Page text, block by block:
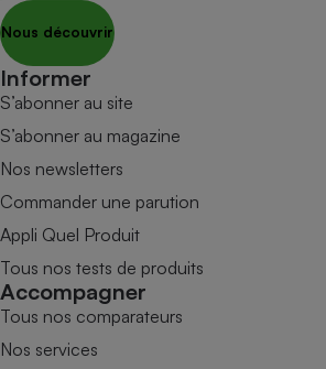
Nous découvrir
Informer
S’abonner au site
S’abonner au magazine
Nos newsletters
Commander une parution
Appli Quel Produit
Tous nos tests de produits
Accompagner
Tous nos comparateurs
Nos services